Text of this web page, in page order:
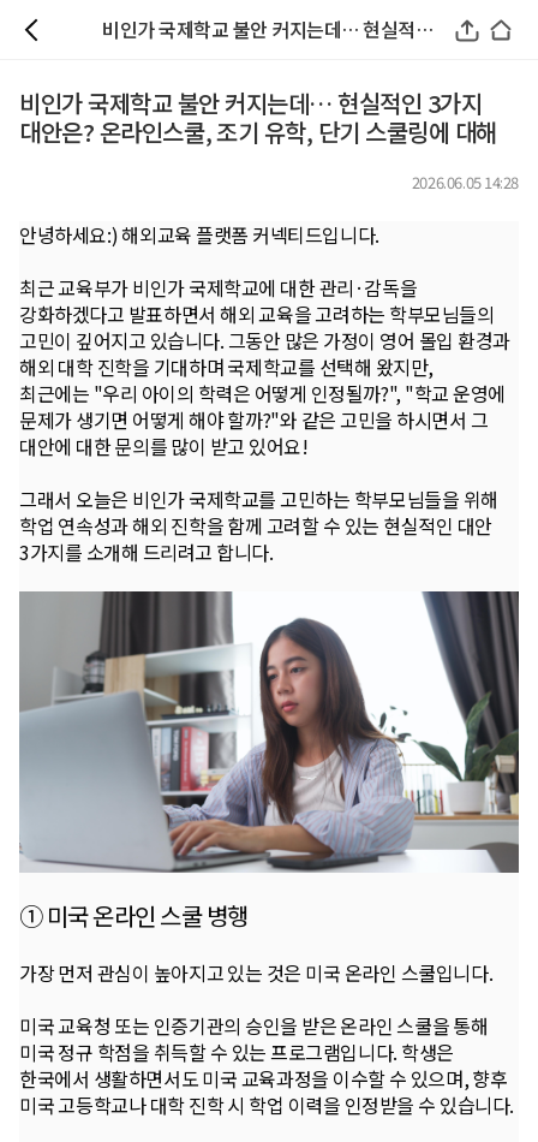
비인가 국제학교 불안 커지는데… 현실적인 3가지 대안은? 온라인스쿨, 조기 유학, 단기 스쿨링에 대해
비인가 국제학교 불안 커지는데… 현실적인 3가지
대안은? 온라인스쿨, 조기 유학, 단기 스쿨링에 대해
2026.06.05 14:28
안녕하세요:) 해외교육 플랫폼 커넥티드입니다.
최근 교육부가 비인가 국제학교에 대한 관리·감독을
강화하겠다고 발표하면서 해외 교육을 고려하는 학부모님들의
고민이 깊어지고 있습니다. 그동안 많은 가정이 영어 몰입 환경과
해외 대학 진학을 기대하며 국제학교를 선택해 왔지만,
최근에는 "우리 아이의 학력은 어떻게 인정될까?", "학교 운영에
문제가 생기면 어떻게 해야 할까?"와 같은 고민을 하시면서 그
대안에 대한 문의를 많이 받고 있어요!
그래서 오늘은 비인가 국제학교를 고민하는 학부모님들을 위해
학업 연속성과 해외 진학을 함께 고려할 수 있는 현실적인 대안
3가지를 소개해 드리려고 합니다.
① 미국 온라인 스쿨 병행
가장 먼저 관심이 높아지고 있는 것은 미국 온라인 스쿨입니다.
미국 교육청 또는 인증기관의 승인을 받은 온라인 스쿨을 통해
미국 정규 학점을 취득할 수 있는 프로그램입니다. 학생은
한국에서 생활하면서도 미국 교육과정을 이수할 수 있으며, 향후
미국 고등학교나 대학 진학 시 학업 이력을 인정받을 수 있습니다.